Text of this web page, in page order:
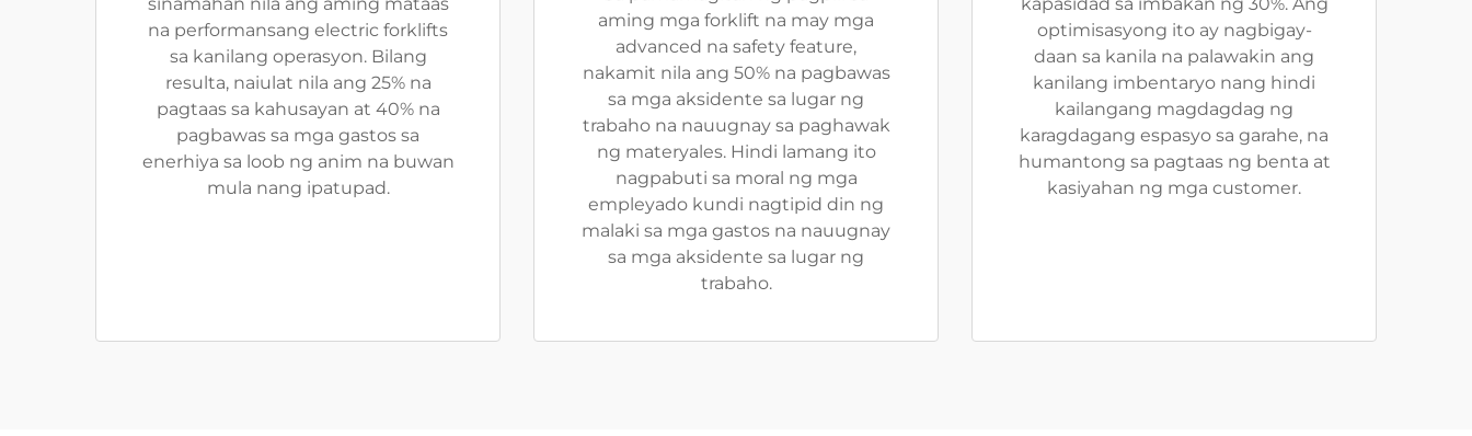
na performansang electric forklifts
sa kanilang operasyon. Bilang
resulta, naiulat nila ang 25% na
pagtaas sa kahusayan at 40% na
pagbawas sa mga gastos sa
enerhiya sa loob ng anim na buwan
mula nang ipatupad.
aming mga forklift na may mga
advanced na safety feature,
nakamit nila ang 50% na pagbawas
sa mga aksidente sa lugar ng
trabaho na nauugnay sa paghawak
ng materyales. Hindi lamang ito
nagpabuti sa moral ng mga
empleyado kundi nagtipid din ng
malaki sa mga gastos na nauugnay
sa mga aksidente sa lugar ng
trabaho.
optimisasyong ito ay nagbigay-
daan sa kanila na palawakin ang
kanilang imbentaryo nang hindi
kailangang magdagdag ng
karagdagang espasyo sa garahe, na
humantong sa pagtaas ng benta at
kasiyahan ng mga customer.